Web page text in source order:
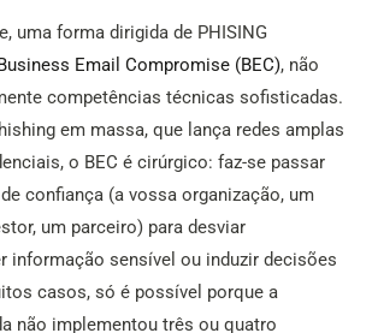
uma forma dirigida de PHISING
Email Compromise (BEC), não
competências técnicas sofisticadas.
em massa, que lança redes amplas
o BEC é cirúrgico: faz-se passar
confiança (a vossa organização, um
um parceiro) para desviar
informação sensível ou induzir decisões
casos, só é possível porque a
não implementou três ou quatro